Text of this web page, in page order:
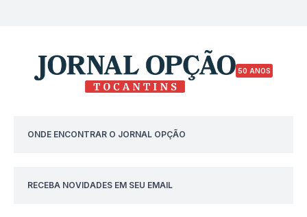
50 ANOS
ONDE ENCONTRAR O JORNAL OPÇÃO
RECEBA NOVIDADES EM SEU EMAIL